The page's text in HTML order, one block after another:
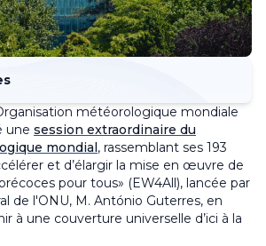
météorologique mondiale
une session extraordinaire du
mondial , rassemblant ses 193
et d’élargir la mise en œuvre de
pour tous» (EW4All), lancée par
de l'ONU, M. António Guterres, en
à une couverture universelle d’ici à la